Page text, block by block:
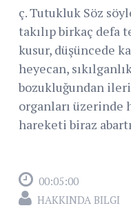
ç. Tutukluk Söz
takılıp birkaç defa
kusur, düşüncede
heyecan,
bozukluğundan
organları üzerinde
hareketi biraz
00:05:00
HAKKINDA BILGI